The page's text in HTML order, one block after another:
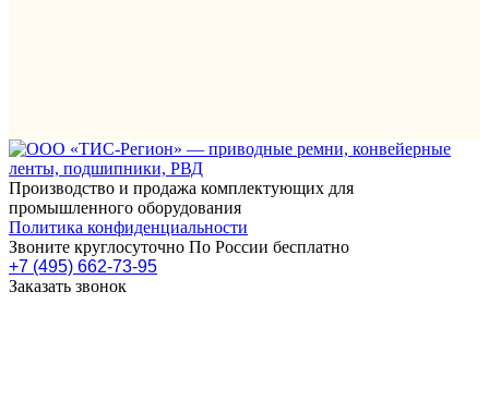
Производство и продажа комплектующих для
промышленного оборудования
Политика конфиденциальности
Звоните круглосуточно По России бесплатно
+7 (495) 662-73-95
Заказать звонок